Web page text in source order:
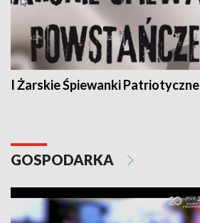
I Żarskie Śpiewanki Patriotyczne
GOSPODARKA